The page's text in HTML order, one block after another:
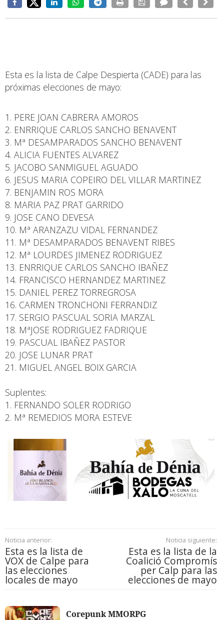
Esta es la lista de Calpe Despierta (CADE) para las
próximas elecciones de mayo:
1. PERE JOAN CABRERA AMOROS
2. ENRRIQUE CARLOS SANCHO BENAVENT
3. Mª DESAMPARADOS SANCHO BENAVENT
4. ALICIA FUENTES ALVAREZ
5. JACOBO SANMIGUEL AGUADO
6. JESUS MARIA COPEIRO DEL VILLAR MARTINEZ
7. BENJAMIN ROS MORA
8. MARIA PAZ PRAT GARRIDO
9. JOSE CANO DEVESA
10. Mª ARANZAZU VIDAL FERNANDEZ
11. Mª DESAMPARADOS BENAVENT RIBES
12. Mª LOURDES JIMENEZ RODRIGUEZ
13. ENRRIQUE CARLOS SANCHO IBAÑEZ
14. FRANCISCO HERNANDEZ MARTINEZ
15. DANIEL PEREZ TORREGROSA
16. CARMEN TRONCHONI FERRANDIZ
17. SERGIO PASCUAL SORIA MARZAL
18. MªJOSE RODRIGUEZ FADRIQUE
19. PASCUAL IBAÑEZ PASTOR
20. JOSE LUNAR PRAT
21. MIGUEL ANGEL BOIX GARCIA
Suplentes:
1. FERNANDO SOLER RODRIGO
2. Mª REMEDIOS MORA ESTEVE
Noticia anterior:
Esta es la lista de
VOX de Calpe para
las elecciones
locales de mayo
Noticia siguiente:
Esta es la lista de la
Coalició Compromís
per Calp para las
elecciones de mayo
Corepunk MMORPG